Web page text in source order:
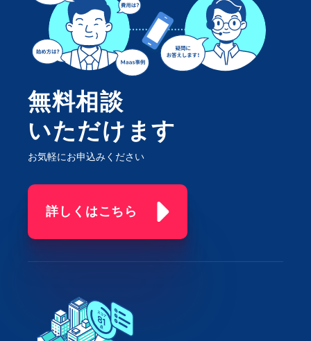
無料相談
いただけます
お気軽にお申込みください
詳しくはこちら